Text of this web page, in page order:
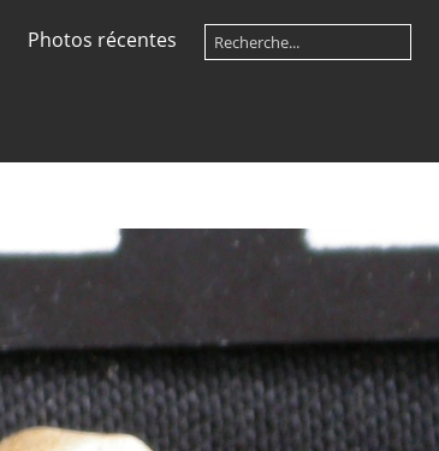
Photos récentes